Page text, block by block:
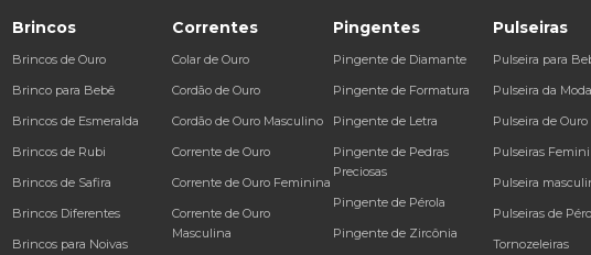
Brincos
Brincos de Ouro
Brinco para Bebê
Brincos de Esmeralda
Brincos de Rubi
Brincos de Safira
Brincos Diferentes
Brincos para Noivas
Correntes
Colar de Ouro
Cordão de Ouro
Cordão de Ouro Masculino
Corrente de Ouro
Corrente de Ouro Feminina
Corrente de Ouro
Masculina
Pingentes
Pingente de Diamante
Pingente de Formatura
Pingente de Letra
Pingente de Pedras
Preciosas
Pingente de Pérola
Pingente de Zircônia
Pulseiras
Pulseira para
Pulseira da Moda
Pulseira de Ouro
Pulseiras
Pulseira
Pulseiras de
Tornozeleiras